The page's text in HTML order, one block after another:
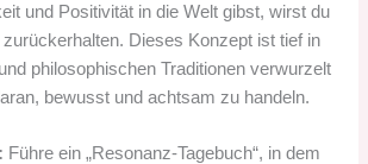
und Positivität in die Welt gibst, wirst du
Dieses Konzept ist tief in
philosophischen Traditionen verwurzelt
bewusst und achtsam zu handeln.
Führe ein „Resonanz-Tagebuch“, in dem